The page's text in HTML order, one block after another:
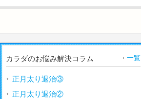
カラダのお悩み解決コラム 一覧
正月太り退治③
正月太り退治②